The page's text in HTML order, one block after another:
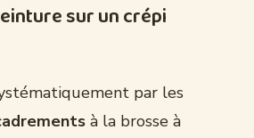
sur un crépi
par les
à la brosse à